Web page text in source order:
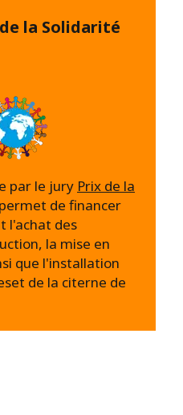
la Solidarité
par le jury Prix de la
permet de financer
l'achat des
la mise en
que l'installation
de la citerne de